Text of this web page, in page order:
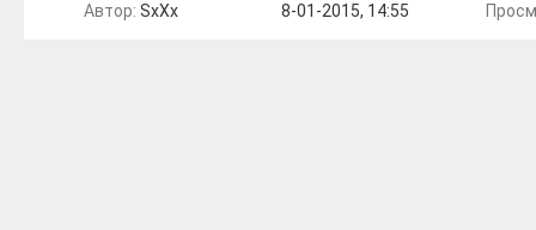
Автор: SxXx 8-01-2015, 14:55